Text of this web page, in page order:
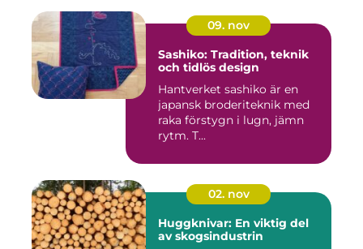
09. nov
Sashiko: Tradition, teknik
och tidlös design
Hantverket sashiko är en
japansk broderiteknik med
raka förstygn i lugn, jämn
rytm. T...
02. nov
Huggknivar: En viktig del
av skogsindustrin